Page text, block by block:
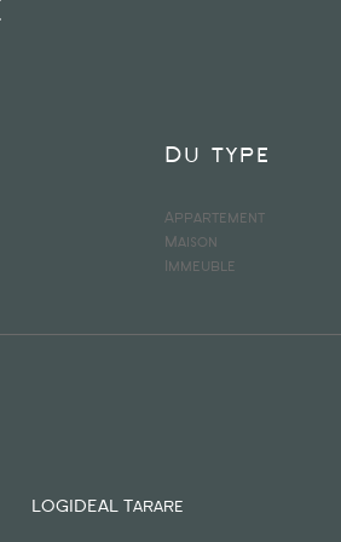
Du type
Appartement
Maison
Immeuble
LOGIDEAL Tarare